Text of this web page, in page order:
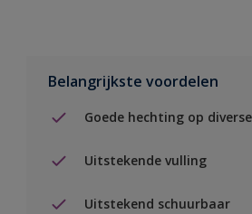
Belangrijkste voordelen
Goede hechting op
Uitstekende vulling
Uitstekend schuurbaar